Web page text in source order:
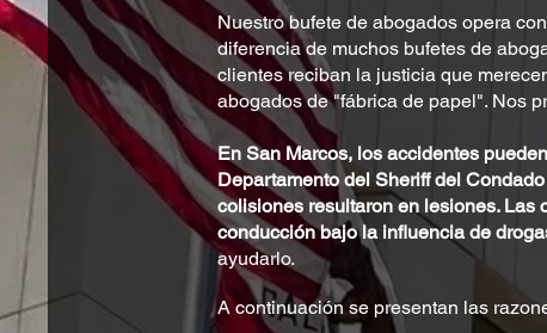
Nuestro bufete de abogados opera
diferencia de muchos bufetes de
clientes reciban la justicia que
abogados de "fábrica de papel". Nos
En San Marcos, los accidentes
Departamento del Sheriff del
colisiones resultaron en lesiones. Las
conducción bajo la influencia de
ayudarlo.
A continuación se presentan las